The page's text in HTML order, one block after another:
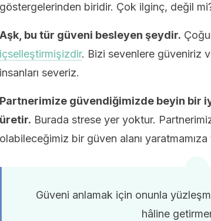
göstergelerinden biridir. Çok ilginç, değil
Aşk, bu tür güveni besleyen şeydir.
içselleştirmişizdir. Bizi sevenlere güveniriz
insanları severiz.
Partnerimize güvendiğimizde beyin bir
üretir. Burada strese yer yoktur.
olabileceğimiz bir güven alanı yaratmamıza
Güveni anlamak için onunla
hâline